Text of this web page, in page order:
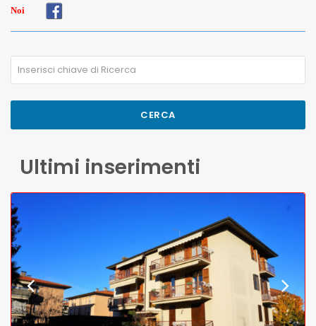
Noi
CERCA
Ultimi inserimenti